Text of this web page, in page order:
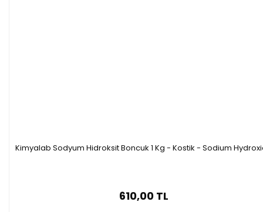
- Saflık(Karboksilik Asit): 56.0-68.0%
Kimyalab Sodyum Hidroksit Boncuk 1 Kg - Kostik - Sodium
610,00 TL